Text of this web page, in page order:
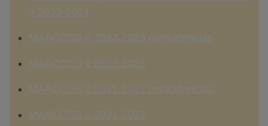
II 2023-2024
MAACCSS II 2022-2023 coincidencias
MAACCSS II 2022-2023
MAACCSS II 2021-2022 coincidencias
MAACCSS II 2021-2022